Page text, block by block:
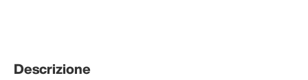
Descrizione